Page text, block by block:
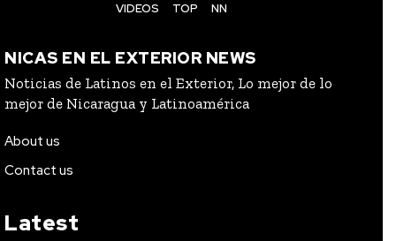
VIDEOS
TOP NN
NICAS EN EL EXTERIOR NEWS
Noticias de Latinos en el Exterior, Lo mejor de lo
mejor de Nicaragua y Latinoamérica
About us
Contact us
Latest